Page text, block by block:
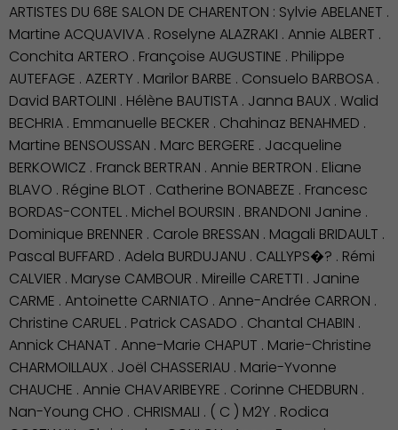
ARTISTES DU 68E SALON DE CHARENTON : Sylvie ABELANET .
Martine ACQUAVIVA . Roselyne ALAZRAKI . Annie ALBERT .
Conchita ARTERO . Françoise AUGUSTINE . Philippe
AUTEFAGE . AZERTY . Marilor BARBE . Consuelo BARBOSA .
David BARTOLINI . Hélène BAUTISTA . Janna BAUX . Walid
BECHRIA . Emmanuelle BECKER . Chahinaz BENAHMED .
Martine BENSOUSSAN . Marc BERGERE . Jacqueline
BERKOWICZ . Franck BERTRAN . Annie BERTRON . Eliane
BLAVO . Régine BLOT . Catherine BONABEZE . Francesc
BORDAS-CONTEL . Michel BOURSIN . BRANDONI Janine .
Dominique BRENNER . Carole BRESSAN . Magali BRIDAULT .
Pascal BUFFARD . Adela BURDUJANU . CALLYPS�? . Rémi
CALVIER . Maryse CAMBOUR . Mireille CARETTI . Janine
CARME . Antoinette CARNIATO . Anne-Andrée CARRON .
Christine CARUEL . Patrick CASADO . Chantal CHABIN .
Annick CHANAT . Anne-Marie CHAPUT . Marie-Christine
CHARMOILLAUX . Joël CHASSERIAU . Marie-Yvonne
CHAUCHE . Annie CHAVARIBEYRE . Corinne CHEDBURN .
Nan-Young CHO . CHRISMALI . ( C ) M2Y . Rodica